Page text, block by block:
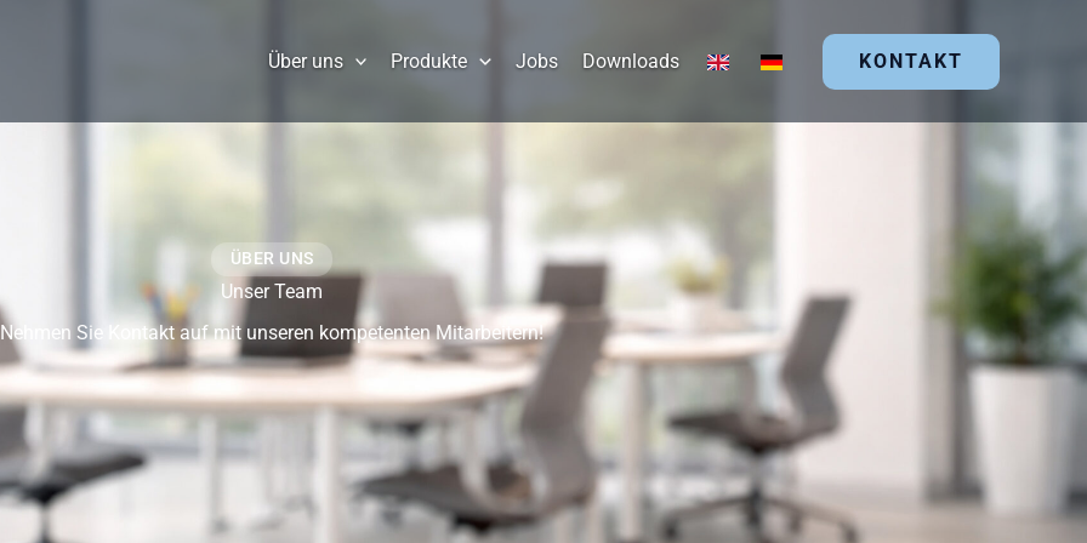
Über uns Produkte Jobs Downloads KONTAKT
ÜBER UNS
Unser Team
Nehmen Sie Kontakt auf mit unseren kompetenten Mitarbeitern!